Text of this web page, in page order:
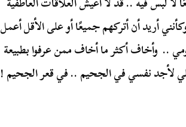
أريد أن أتركهم جميعًا أو على الأقل أعمل
.. وأخاف أكثر ما أخاف ممن عرفوا بطبيعة
لأجد نفسي في الجحيم .. في قعر الجحيم !